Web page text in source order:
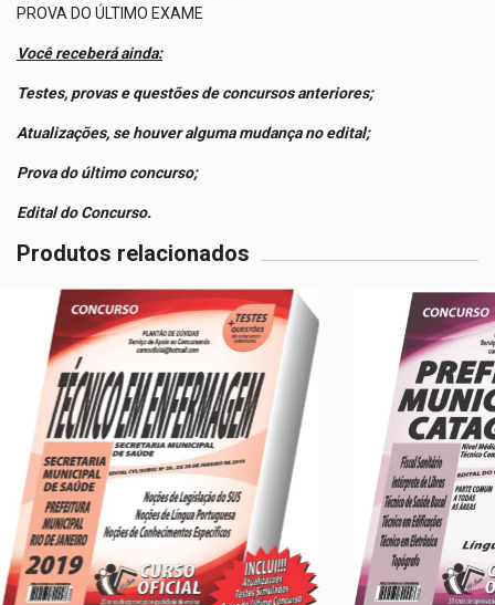
PROVA DO ÚLTIMO EXAME
Você receberá ainda:
Testes, provas e questões de concursos anteriores;
Atualizações, se houver alguma mudança no edital;
Prova do último concurso;
Edital do Concurso.
Produtos relacionados